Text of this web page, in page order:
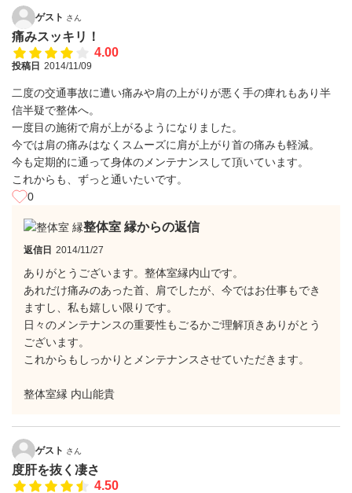
ゲスト さん
痛みスッキリ！
4.00
投稿日 2014/11/09
二度の交通事故に遭い痛みや肩の上がりが悪く手の痺れもあり半
信半疑で整体へ。
一度目の施術で肩が上がるようになりました。
今では肩の痛みはなくスムーズに肩が上がり首の痛みも軽減。
今も定期的に通って身体のメンテナンスして頂いています。
これからも、ずっと通いたいです。
0
整体室 縁からの返信
返信日 2014/11/27
ありがとうございます。整体室縁内山です。
あれだけ痛みのあった首、肩でしたが、今ではお仕事もでき
ますし、私も嬉しい限りです。
日々のメンテナンスの重要性もごるかご理解頂きありがとう
ございます。
これからもしっかりとメンテナンスさせていただきます。
整体室縁 内山能貴
ゲスト さん
度肝を抜く凄さ
4.50